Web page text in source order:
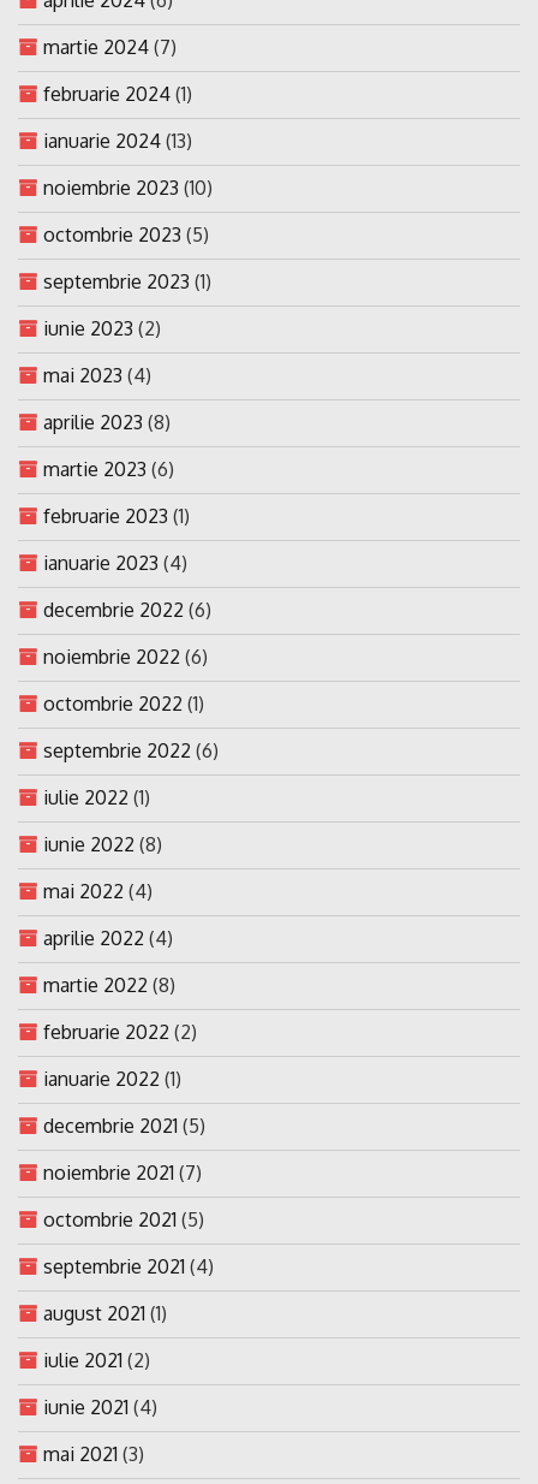
martie 2024 (7)
februarie 2024 (1)
ianuarie 2024 (13)
noiembrie 2023 (10)
octombrie 2023 (5)
septembrie 2023 (1)
iunie 2023 (2)
mai 2023 (4)
aprilie 2023 (8)
martie 2023 (6)
februarie 2023 (1)
ianuarie 2023 (4)
decembrie 2022 (6)
noiembrie 2022 (6)
octombrie 2022 (1)
septembrie 2022 (6)
iulie 2022 (1)
iunie 2022 (8)
mai 2022 (4)
aprilie 2022 (4)
martie 2022 (8)
februarie 2022 (2)
ianuarie 2022 (1)
decembrie 2021 (5)
noiembrie 2021 (7)
octombrie 2021 (5)
septembrie 2021 (4)
august 2021 (1)
iulie 2021 (2)
iunie 2021 (4)
mai 2021 (3)